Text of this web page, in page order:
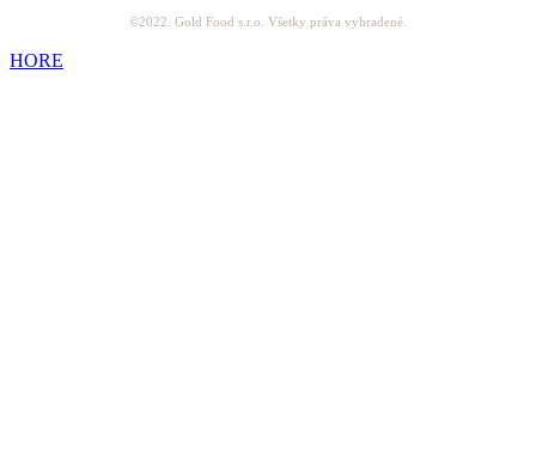
©2022. Gold Food s.r.o. Všetky práva vyhradené.
HORE